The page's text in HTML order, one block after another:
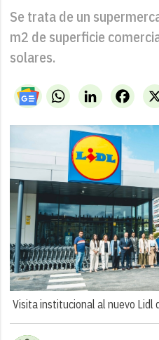
Se trata de un
m2 de superficie
solares.
WhatsAppLinkedIn
Visita institucional al nuevo Lidl